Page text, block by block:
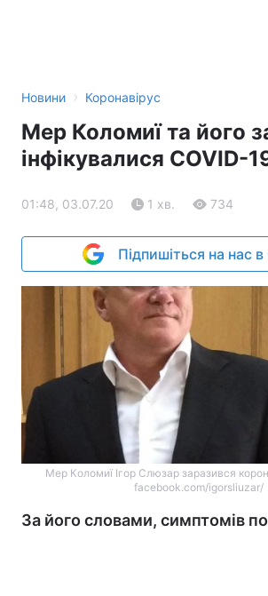
Новини › Коронавірус
Мер Коломиї та його
інфікувалися COVID-
01:48, 03.07.20 1 хв. 734
Підпишіться на нас
Мер Коломиї Ігор Слюзар заразився
facebook.com/igorsliuzar/
За його словами, симптомів